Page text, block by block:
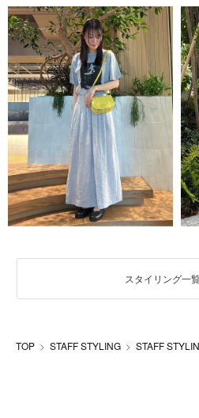
スタイリング一
TOP STAFF STYLING STAFF